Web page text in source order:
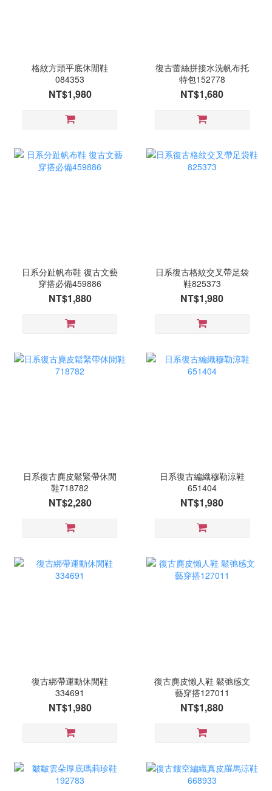
格紋方頭平底休閒鞋
084353
NT$1,980
復古蕾絲拼接水洗帆布托
特包152778
NT$1,680
日系分趾帆布鞋 復古文藝
穿搭必備459886
NT$1,880
日系復古格紋交叉帶足袋
鞋825373
NT$1,980
日系復古麂皮鬆緊帶休閒
鞋718782
NT$2,280
日系復古編織穆勒涼鞋
651404
NT$1,980
復古綁帶運動休閒鞋
334691
NT$1,980
復古麂皮懶人鞋 鬆弛感文
藝穿搭127011
NT$1,880